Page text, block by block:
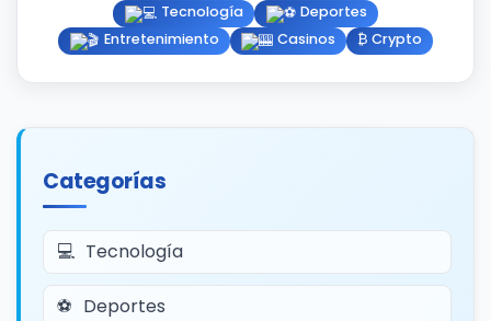
Tecnología
Deportes
Entretenimiento
Casinos ₿ Crypto
Categorías
Tecnología
Deportes